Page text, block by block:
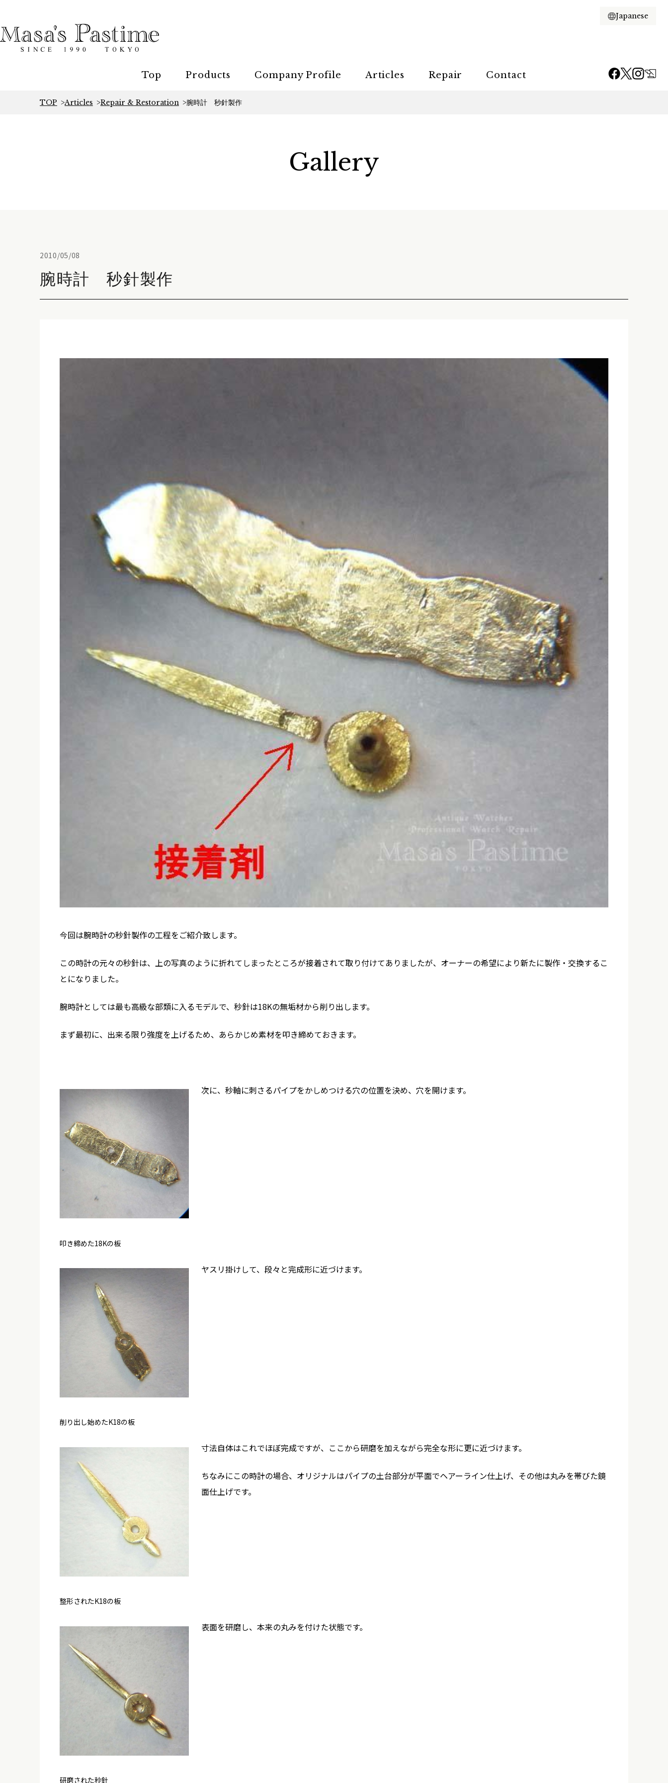
Top Products Company Profile Articles Repair Contact
TOP Articles Repair & Restoration 腕時計 秒針製作
Gallery
2010/05/08
腕時計 秒針製作
今回は腕時計の秒針製作の工程をご紹介致します。
この時計の元々の秒針は、上の写真のように折れてしまったところが接着されて取り付けてありましたが、オーナーの希望により新たに製作・交換するこ
とになりました。
腕時計としては最も高級な部類に入るモデルで、秒針は18Kの無垢材から削り出します。
まず最初に、出来る限り強度を上げるため、あらかじめ素材を叩き締めておきます。
叩き締めた18Kの板
次に、秒軸に刺さるパイプをかしめつける穴の位置を決め、穴を開けます。
削り出し始めたK18の板
ヤスリ掛けして、段々と完成形に近づけます。
整形されたK18の板
寸法自体はこれでほぼ完成ですが、ここから研磨を加えながら完全な形に更に近づけます。
ちなみにこの時計の場合、オリジナルはパイプの土台部分が平面でヘアーライン仕上げ、その他は丸みを帯びた鏡
面仕上げです。
研磨された秒針
表面を研磨し、本来の丸みを付けた状態です。